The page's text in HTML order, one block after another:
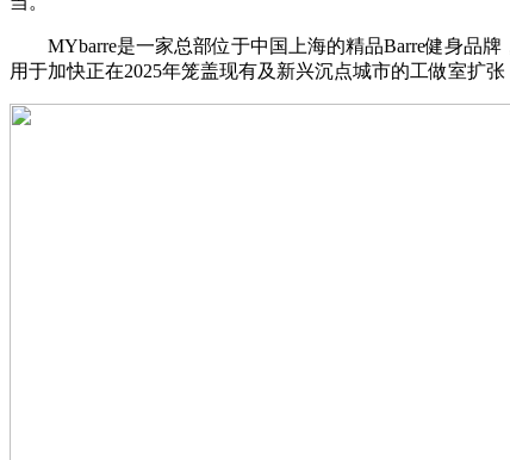
MYbarre是一家总部位于中国上海的精品Barre健身品牌
用于加快正在2025年笼盖现有及新兴沉点城市的工做室扩张